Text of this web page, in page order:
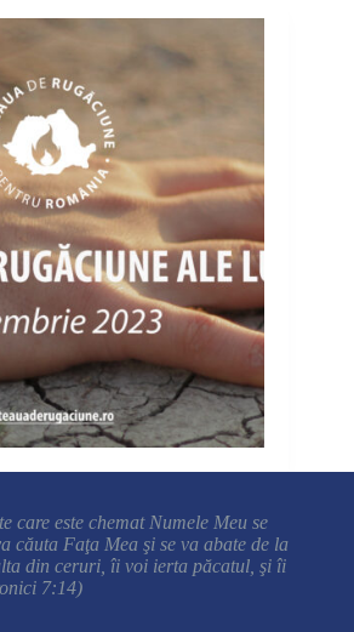
care este chemat Numele Meu se
căuta Faţa Mea şi se va abate de la
din ceruri, îi voi ierta păcatul, şi îi
7:14)